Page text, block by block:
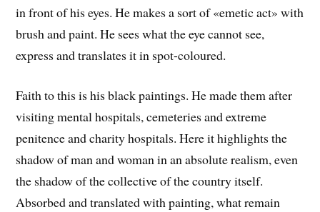
in front of his eyes. He makes a sort of «emetic act» with
brush and paint. He sees what the eye cannot see,
express and translates it in spot-coloured.
Faith to this is his black paintings. He made them after
visiting mental hospitals, cemeteries and extreme
penitence and charity hospitals. Here it highlights the
shadow of man and woman in an absolute realism, even
the shadow of the collective of the country itself.
Absorbed and translated with painting, what remain